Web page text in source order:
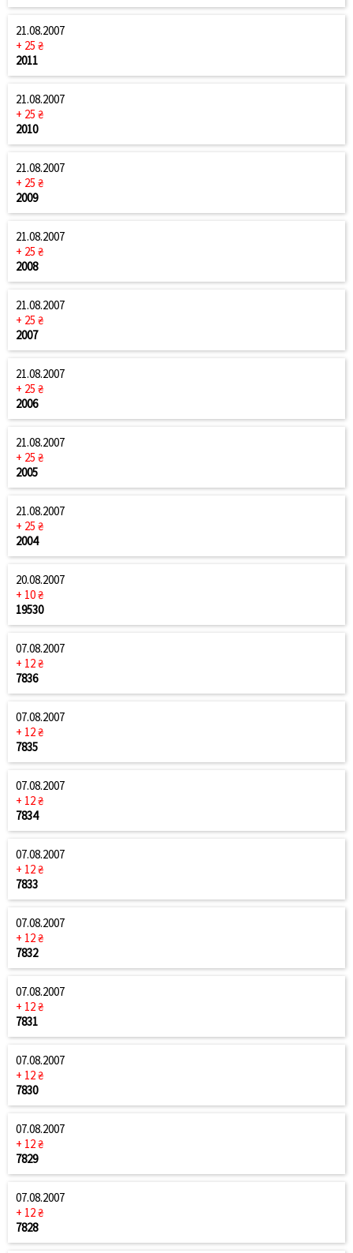
21.08.2007
+ 25 ₴
2011
21.08.2007
+ 25 ₴
2010
21.08.2007
+ 25 ₴
2009
21.08.2007
+ 25 ₴
2008
21.08.2007
+ 25 ₴
2007
21.08.2007
+ 25 ₴
2006
21.08.2007
+ 25 ₴
2005
21.08.2007
+ 25 ₴
2004
20.08.2007
+ 10 ₴
19530
07.08.2007
+ 12 ₴
7836
07.08.2007
+ 12 ₴
7835
07.08.2007
+ 12 ₴
7834
07.08.2007
+ 12 ₴
7833
07.08.2007
+ 12 ₴
7832
07.08.2007
+ 12 ₴
7831
07.08.2007
+ 12 ₴
7830
07.08.2007
+ 12 ₴
7829
07.08.2007
+ 12 ₴
7828